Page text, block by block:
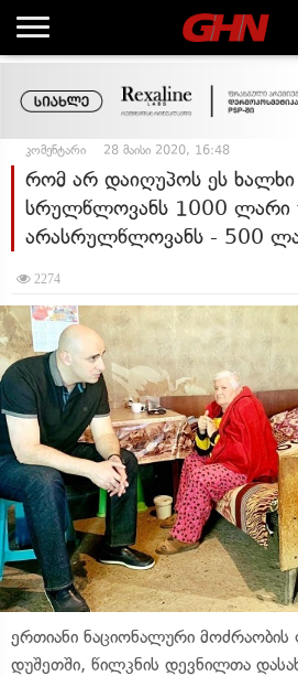
კომენტარი 28 მაისი 2020, 16:48
რომ არ დაიღუპოს ეს
სრულწლოვანს 1000 ლარი
არასრულწლოვანს - 500
2274
ერთიანი ნაციონალური
დუშეთში, წილკნის დევნილთა